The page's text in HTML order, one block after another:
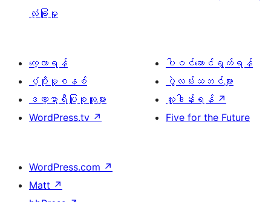
လုံခြုံမှု
လေ့လာရန်
ပံ့ပိုးမှုစနစ်
ဒဏ္ဍာရီပြုစုသူများ
WordPress.tv ↗
ပါဝင်ဆောင်ရွက်ရန်
ပွဲလမ်းသဘင်များ
လှူဒါန်းရန် ↗
Five for the Future
WordPress.com ↗
Matt ↗